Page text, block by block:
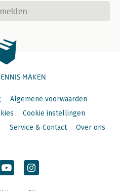
MAKEN
Algemene voorwaarden
Cookie instellingen
Service & Contact Over ons